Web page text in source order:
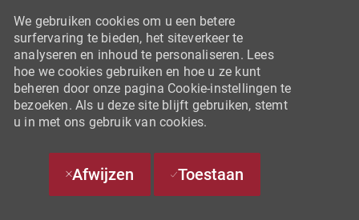
We gebruiken cookies om u een betere
surfervaring te bieden, het siteverkeer te
analyseren en inhoud te personaliseren. Lees
hoe we cookies gebruiken en hoe u ze kunt
beheren door onze pagina Cookie-instellingen te
bezoeken. Als u deze site blijft gebruiken, stemt
u in met ons gebruik van cookies.
Afwijzen Toestaan